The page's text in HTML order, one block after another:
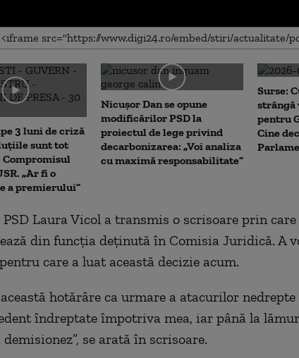
3 luni de criză
sunt tot
„Ar fi o
a premierului”
Nicușor Dan se opune
modificărilor PSD la
proiectul de lege privind
decarbonizarea: „Voi analiza
cu maximă responsabilitate”
Surse:
strângă
pentru
Cine
Laura Vicol a transmis o scrisoare prin
din funcția deținută în Comisia Juridică. A
care a luat această decizie acum.
hotărâre ca urmare a atacurilor
îndreptate împotriva mea, iar până la
demisionez”, se arată în scrisoare.